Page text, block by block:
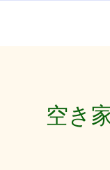
空き